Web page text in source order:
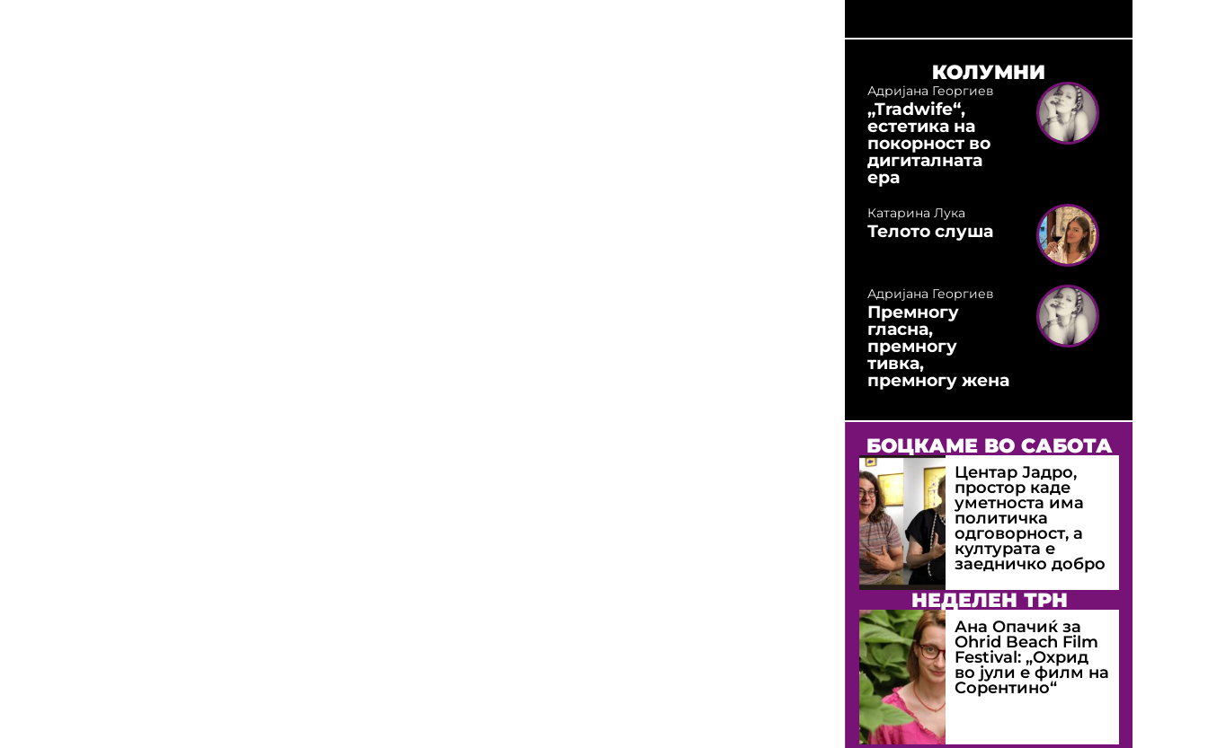
КОЛУМНИ
Адријана Георгиев
„Tradwife“,
естетика на
покорност во
дигиталната
ера
Катарина Лука
Телото слуша
Адријана Георгиев
Премногу
гласна,
премногу
тивка,
премногу жена
БОЦКАМЕ ВО САБОТА
Центар Јадро,
простор каде
уметноста има
политичка
одговорност, а
културата е
заедничко добро
НЕДЕЛЕН ТРН
Ана Опачиќ за
Оhrid Beach Film
Festival: „Охрид
во јули е филм на
Сорентино“